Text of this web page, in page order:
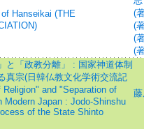
Hanseikai (THE
(
(
(
(
と「政教分離」 : 国家神道体制
真宗(日韓仏教文化学術交流記
and "Separation of
Modern Japan : Jodo-Shinshu
of the State Shinto